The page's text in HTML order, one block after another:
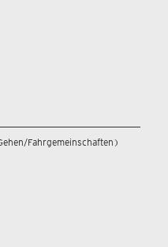
Fahrgemeinschaften)